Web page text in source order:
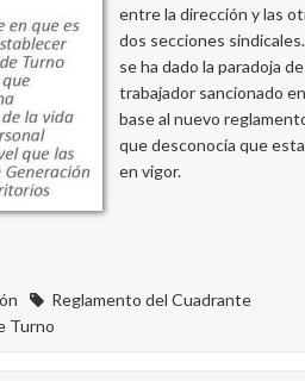
entre la dirección y las
dos secciones sindicales.
se ha dado la paradoja
trabajador sancionado en
base al nuevo
que desconocía que
en vigor.
Reglamento del Cuadrante
Turno